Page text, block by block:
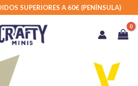
SUPERIORES A 60€ (PENÍNSULA)